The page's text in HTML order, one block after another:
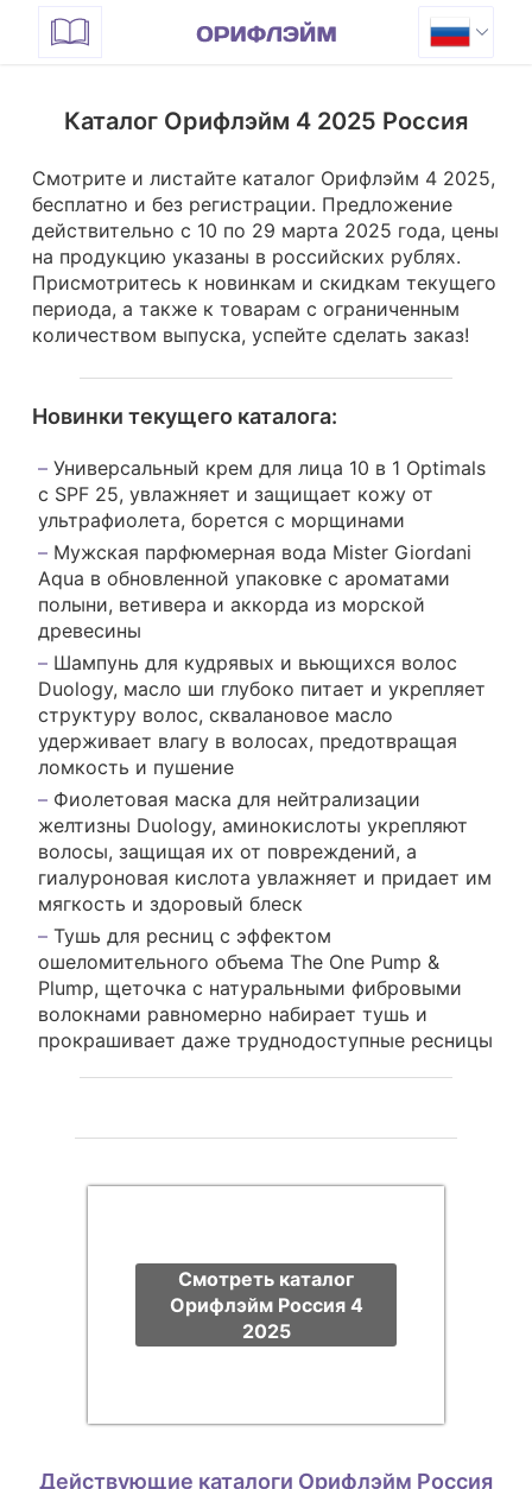
Каталог Орифлэйм 4 2025 Россия
Смотрите и листайте каталог Орифлэйм 4 2025,
бесплатно и без регистрации. Предложение
действительно с 10 по 29 марта 2025 года, цены
на продукцию указаны в российских рублях.
Присмотритесь к новинкам и скидкам текущего
периода, а также к товарам с ограниченным
количеством выпуска, успейте сделать заказ!
Новинки текущего каталога:
Универсальный крем для лица 10 в 1 Optimals
с SPF 25, увлажняет и защищает кожу от
ультрафиолета, борется с морщинами
Мужская парфюмерная вода Mister Giordani
Aqua в обновленной упаковке с ароматами
полыни, ветивера и аккорда из морской
древесины
Шампунь для кудрявых и вьющихся волос
Duology, масло ши глубоко питает и укрепляет
структуру волос, сквалановое масло
удерживает влагу в волосах, предотвращая
ломкость и пушение
Фиолетовая маска для нейтрализации
желтизны Duology, аминокислоты укрепляют
волосы, защищая их от повреждений, а
гиалуроновая кислота увлажняет и придает им
мягкость и здоровый блеск
Тушь для ресниц с эффектом
ошеломительного объема The One Pump &
Plump, щеточка с натуральными фибровыми
волокнами равномерно набирает тушь и
прокрашивает даже труднодоступные ресницы
Смотреть каталог
Орифлэйм Россия 4
2025
Действующие каталоги Орифлэйм Россия